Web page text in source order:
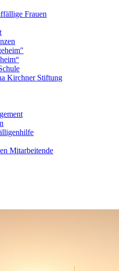
Frauen
Kirchner Stiftung
Mitarbeitende